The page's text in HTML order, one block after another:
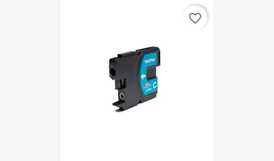
favorite_border